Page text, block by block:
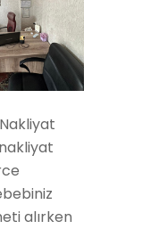
alırken